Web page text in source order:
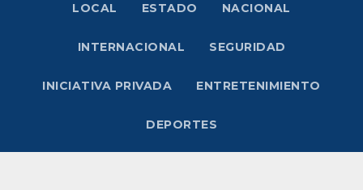
LOCAL ESTADO NACIONAL
INTERNACIONAL SEGURIDAD
INICIATIVA PRIVADA ENTRETENIMIENTO
DEPORTES